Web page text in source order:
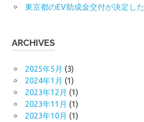
東京都のEV助成金交付が決定した
ARCHIVES
2025年5月 (3)
2024年1月 (1)
2023年12月 (1)
2023年11月 (1)
2023年10月 (1)